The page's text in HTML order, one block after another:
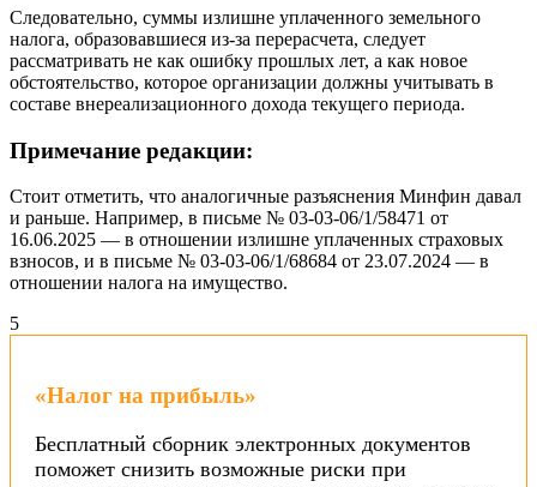
Следовательно, суммы излишне уплаченного земельного
налога, образовавшиеся из-за перерасчета, следует
рассматривать не как ошибку прошлых лет, а как новое
обстоятельство, которое организации должны учитывать в
составе внереализационного дохода текущего периода.
Примечание редакции:
Стоит отметить, что аналогичные разъяснения Минфин давал
и раньше. Например, в письме № 03-03-06/1/58471 от
16.06.2025 — в отношении излишне уплаченных страховых
взносов, и в письме № 03-03-06/1/68684 от 23.07.2024 — в
отношении налога на имущество.
5
«Налог на прибыль»
Бесплатный сборник электронных документов
поможет снизить возможные риски при